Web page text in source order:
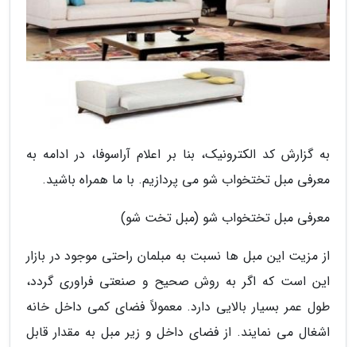
به گزارش کد الکترونیک، بنا بر اعلام آراسوفا، در ادامه به
معرفی مبل تختخواب شو می پردازیم. با ما همراه باشید.
معرفی مبل تختخواب شو (مبل تخت شو)
از مزیت این مبل ها نسبت به مبلمان راحتی موجود در بازار
این است که اگر به روش صحیح و صنعتی فراوری گردد،
طول عمر بسیار بالایی دارد. معمولاً فضای کمی داخل خانه
اشغال می نمایند. از فضای داخل و زیر مبل به مقدار قابل